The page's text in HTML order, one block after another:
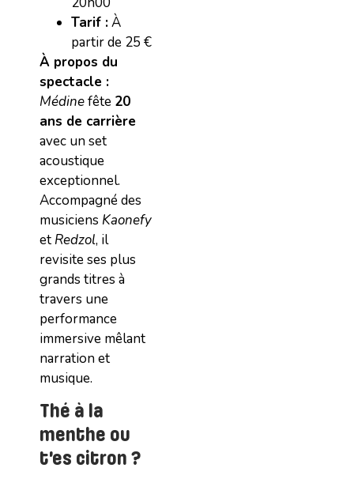
Tarif :À
partir de 25 €
À propos du
spectacle :
Médinefête 20
ans de carrière
avec un set
acoustique
exceptionnel.
Accompagné des
musiciens Kaonefy
et Redzol, il
revisite ses plus
grands titres à
travers une
performance
immersive mêlant
narration et
musique.
Thé à la
menthe ou
t’es citron ?